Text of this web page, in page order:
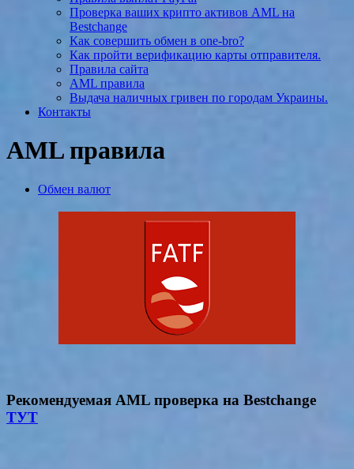
Проверка ваших крипто активов AML на
Bestchange
Как совершить обмен в one-bro?
Как пройти верификацию карты отправителя.
Правила сайта
AML правила
Выдача наличных гривен по городам Украины.
Контакты
AML правила
Обмен валют
Рекомендуемая AML проверка на Bestchange
ТУТ